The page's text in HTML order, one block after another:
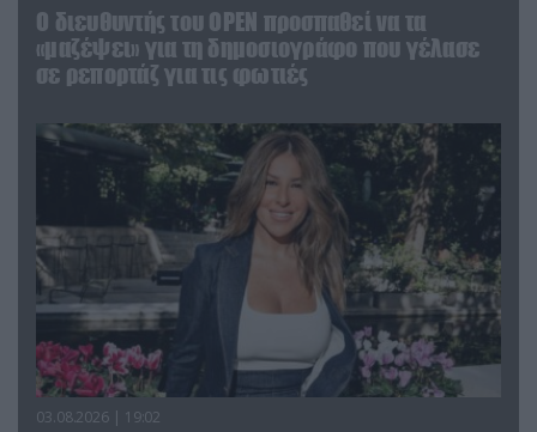
O διευθυντής του OPEN προσπαθεί να τα
«μαζέψει» για τη δημοσιογράφο που γέλασε
σε ρεπορτάζ για τις φωτιές
03.08.2026 | 19:02